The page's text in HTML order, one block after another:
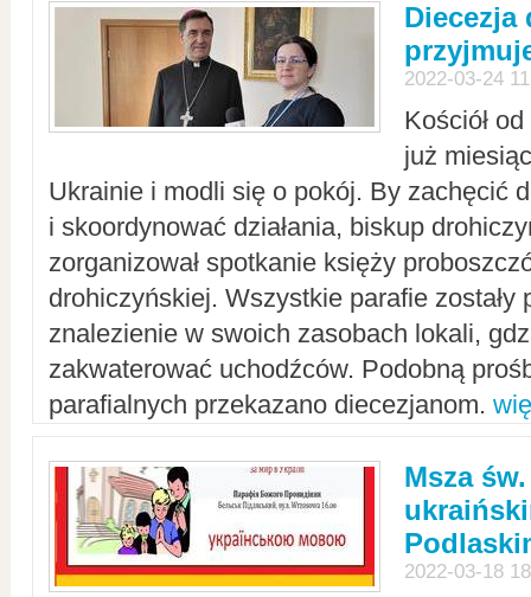
Diecezja
2022-03-24
Kościół
już
Ukrainie i modli się o pokój. By zachęcić
i skoordynować działania, biskup
zorganizował spotkanie księży
drohiczyńskiej. Wszystkie parafie zostały
znalezienie w swoich zasobach lokali,
zakwaterować uchodźców. Podobną
parafialnych przekazano diecezjanom.
Msza
2022-03-18